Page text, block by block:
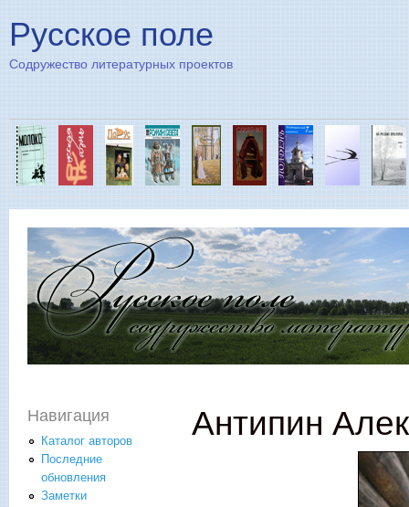
Русское поле
Содружество литературных проектов
Антипин
Навигация
Каталог авторов
Последние
обновления
Заметки